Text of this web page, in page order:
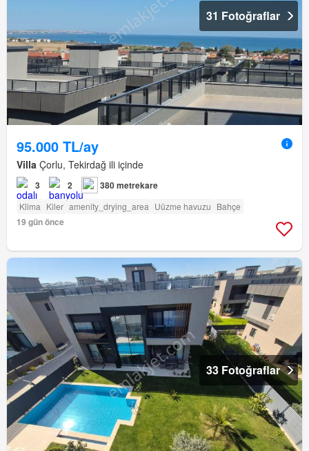
31 Fotoğraflar
95.000 TL/ay
Villa Çorlu, Tekirdağ ili içinde
3 2 380 metrekare
Klima Kiler amenity_drying_area Uüzme havuzu Bahçe
19 gün önce
33 Fotoğraflar